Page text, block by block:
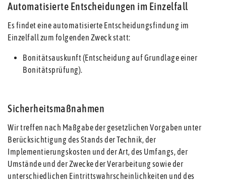
Automatisierte Entscheidungen im Einzelfall
Es findet eine automatisierte Entscheidungsfindung im
Einzelfall zum folgenden Zweck statt:
Bonitätsauskunft (Entscheidung auf Grundlage einer
Bonitätsprüfung).
Sicherheitsmaßnahmen
Wir treffen nach Maßgabe der gesetzlichen Vorgaben unter
Berücksichtigung des Stands der Technik, der
Implementierungskosten und der Art, des Umfangs, der
Umstände und der Zwecke der Verarbeitung sowie der
unterschiedlichen Eintrittswahrscheinlichkeiten und des